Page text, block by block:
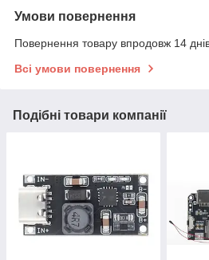
Умови повернення
Повернення товару впродовж 14
Всі умови повернення
Подібні товари компанії